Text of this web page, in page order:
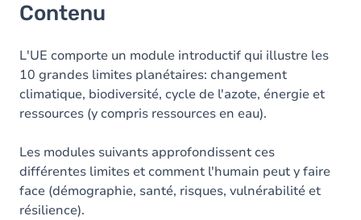
Contenu
L'UE comporte un module introductif qui illustre les
10 grandes limites planétaires: changement
climatique, biodiversité, cycle de l'azote, énergie et
ressources (y compris ressources en eau).
Les modules suivants approfondissent ces
différentes limites et comment l'humain peut y faire
face (démographie, santé, risques, vulnérabilité et
résilience).